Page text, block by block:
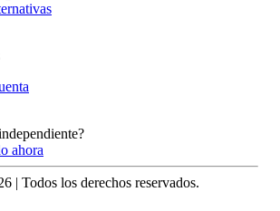
ahora
| Todos los derechos reservados.